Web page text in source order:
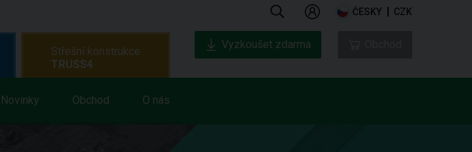
ČESKY CZK
Novinky Obchod O nás
Střešní konstrukce
TRUSS4
Vyzkoušet zdarma